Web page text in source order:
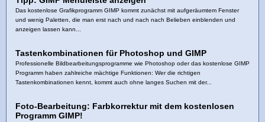
Das kostenlose Grafikprogramm GIMP kommt zunächst mit aufgeräumtem Fenster
und wenig Paletten, die man erst nach und nach nach Belieben einblenden und
anzeigen lassen kann...
Tastenkombinationen für Photoshop und GIMP
Professionelle Bildbearbeitungsprogramme wie Photoshop oder das kostenlose GIMP
Programm haben zahlreiche mächtige Funktionen: Wer die richtigen
Tastenkombinationen kennt, kommt auch ohne langes Suchen mit der...
Foto-Bearbeitung: Farbkorrektur mit dem kostenlosen
Programm GIMP!